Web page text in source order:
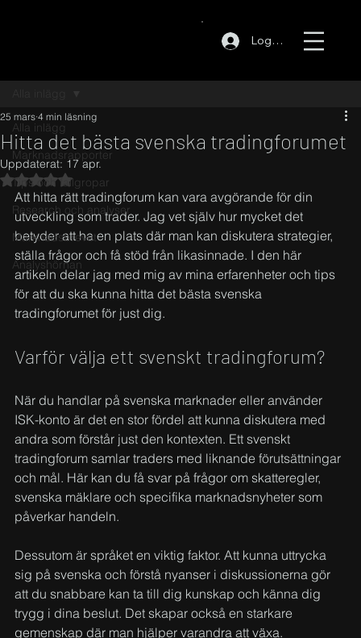
Logga in
Alla inlägg
Marknadsrapporter
Tips och fallgropar
Research och analyser
Marknadsbrevet
Analyshörnan
Hitta det bästa svenska tradingforumet
25 mars 4 min läsning
Uppdaterat:17 apr.
Betygsatt till NaN av 5 stjärnor.
Att hitta rätt tradingforum kan vara avgörande för din
utveckling som trader. Jag vet själv hur mycket det
betyder att ha en plats där man kan diskutera strategier,
ställa frågor och få stöd från likasinnade. I den här
artikeln delar jag med mig av mina erfarenheter och tips
för att du ska kunna hitta det bästa svenska
tradingforumet för just dig.
Varför välja ett svenskt tradingforum?
När du handlar på svenska marknader eller använder
ISK-konto är det en stor fördel att kunna diskutera med
andra som förstår just den kontexten. Ett svenskt
tradingforum samlar traders med liknande förutsättningar
och mål. Här kan du få svar på frågor om skatteregler,
svenska mäklare och specifika marknadsnyheter som
påverkar handeln.
Dessutom är språket en viktig faktor. Att kunna uttrycka
sig på svenska och förstå nyanser i diskussionerna gör
att du snabbare kan ta till dig kunskap och känna dig
trygg i dina beslut. Det skapar också en starkare
gemenskap där man hjälper varandra att växa.